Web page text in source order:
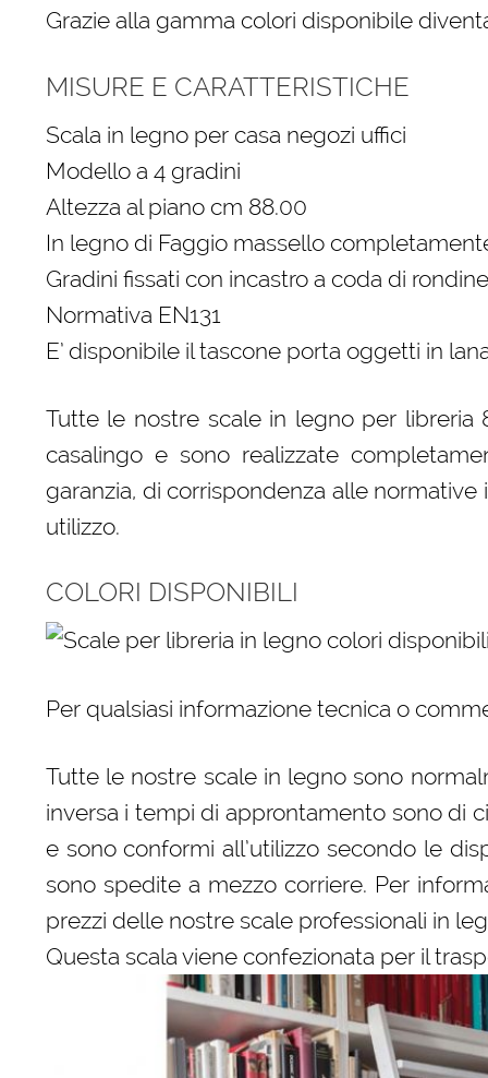
Grazie alla gamma colori disponibile
MISURE E CARATTERISTICHE
Scala in legno per casa negozi uffici
Modello a 4 gradini
Altezza al piano cm 88.00
In legno di Faggio massello
Gradini fissati con incastro a coda di
Normativa EN131
E’ disponibile il tascone porta oggetti in
Tutte le nostre scale in legno per libreria
casalingo e sono realizzate
garanzia, di corrispondenza alle
utilizzo.
COLORI DISPONIBILI
Per qualsiasi informazione tecnica o
Tutte le nostre scale in legno sono
inversa i tempi di approntamento sono di
e sono conformi all’utilizzo secondo le
sono spedite a mezzo corriere. Per
prezzi delle nostre scale professionali in
Questa scala viene confezionata per il